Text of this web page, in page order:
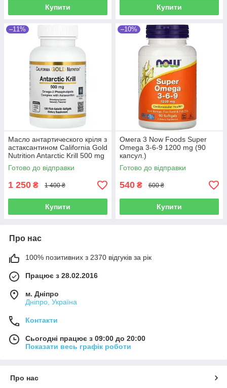
Купити Купити
–11%
Масло антартического кріля з
астаксантином California Gold
Nutrition Antarctic Krill 500 mg
(120 капсул.)
Готово до відправки
1 250 ₴ 1 400 ₴
Купити
–10%
Омега 3 Now Foods Super
Omega 3-6-9 1200 mg (90
капсул.)
Готово до відправки
540 ₴ 600 ₴
Купити
Про нас
100% позитивних з 2370 відгуків за рік
Працює з 28.02.2016
м. Дніпро
Дніпро, Україна
Контакти
Сьогодні працює з 09:00 до 20:00
Показати весь графік роботи
Про нас